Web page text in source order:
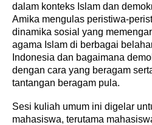
dalam konteks Islam dan
Amika mengulas peristiwa-
dinamika sosial yang
agama Islam di berbagai
Indonesia dan bagaimana
dengan cara yang beragam
tantangan beragam pula.
Sesi kuliah umum ini digelar
mahasiswa, terutama